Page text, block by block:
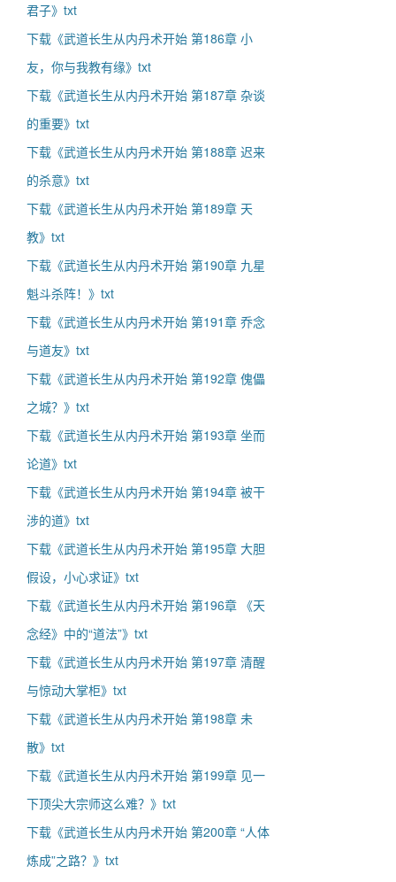
君子》txt
下载《武道长生从内丹术开始 第186章 小
友，你与我教有缘》txt
下载《武道长生从内丹术开始 第187章 杂谈
的重要》txt
下载《武道长生从内丹术开始 第188章 迟来
的杀意》txt
下载《武道长生从内丹术开始 第189章 天
教》txt
下载《武道长生从内丹术开始 第190章 九星
魁斗杀阵！》txt
下载《武道长生从内丹术开始 第191章 乔念
与道友》txt
下载《武道长生从内丹术开始 第192章 傀儡
之城？》txt
下载《武道长生从内丹术开始 第193章 坐而
论道》txt
下载《武道长生从内丹术开始 第194章 被干
涉的道》txt
下载《武道长生从内丹术开始 第195章 大胆
假设，小心求证》txt
下载《武道长生从内丹术开始 第196章 《天
念经》中的“道法”》txt
下载《武道长生从内丹术开始 第197章 清醒
与惊动大掌柜》txt
下载《武道长生从内丹术开始 第198章 未
散》txt
下载《武道长生从内丹术开始 第199章 见一
下顶尖大宗师这么难？》txt
下载《武道长生从内丹术开始 第200章 “人体
炼成”之路？》txt